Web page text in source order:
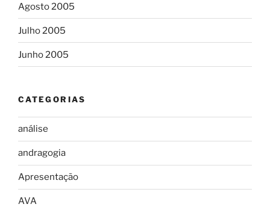
Agosto 2005
Julho 2005
Junho 2005
CATEGORIAS
análise
andragogia
Apresentação
AVA